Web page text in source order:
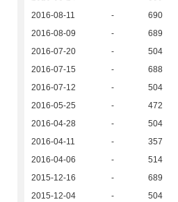
2016-08-11
- 690
2016-08-09
- 689
2016-07-20
- 504
2016-07-15
- 688
2016-07-12
- 504
2016-05-25
- 472
2016-04-28
- 504
2016-04-11
- 357
2016-04-06
- 514
2015-12-16
- 689
2015-12-04
- 504